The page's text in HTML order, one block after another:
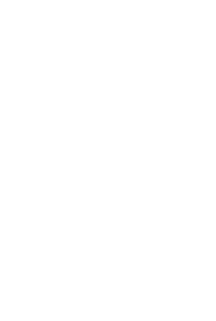
ideal für längere
Motorklang.
je nach